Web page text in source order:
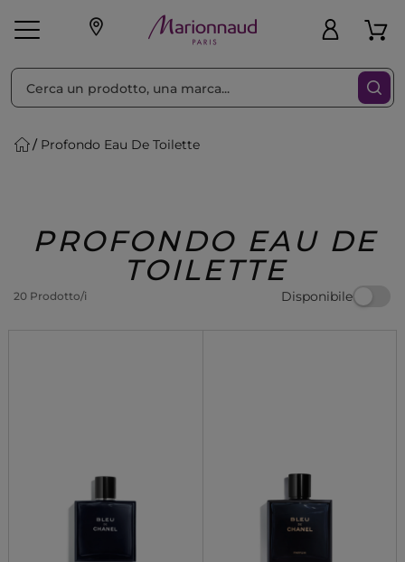
Make-up Profumi
Regalo
Profondo Eau De Toilette
PROFONDO EAU DE
TOILETTE
20 Prodotto/i Disponibile
Ordina per Filtra